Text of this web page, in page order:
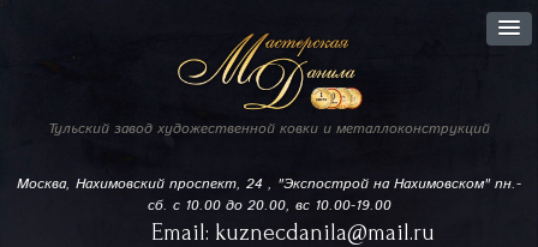
Тульский завод художественной ковки и металлоконструкций
Москва, Нахимовский проспект, 24 , "Экспострой на Нахимовском"пн.-
сб. с 10.00 до 20.00, вс 10.00-19.00
Email: kuznecdanila@mail.ru